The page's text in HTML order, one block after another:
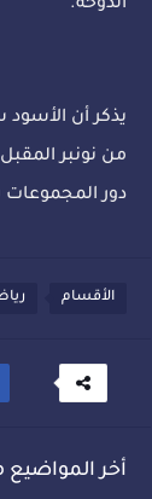
الدوحة.
دور المجموعات
الأقسام
أخر